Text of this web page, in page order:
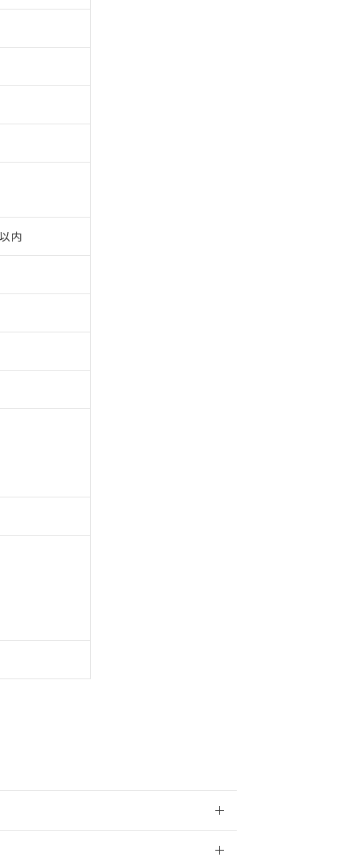
内
またはお客様担当のオムロン制御機器販売店・
いただくには、I-Webメンバーズにご登録され
リストについて、当社および当社の共同利用者
商談に必要な範囲で利用することをご了承くだ
して"
、対応完了までの期間は出荷製品に未対応品が
、特段のことがない限り、2022年1月12日よ
、 BBP(フタル酸ブチルベンジル) : 1000ppm、
ことを示します。
い。
物兵器またはその他武器並びにこれらの製造装
2および3の内容を当該第三者に通知します。
に輸出するおそれがある場合は、取り引きをい
キャンセル
取引先、またはお客様担当のオムロン制御
ない機種